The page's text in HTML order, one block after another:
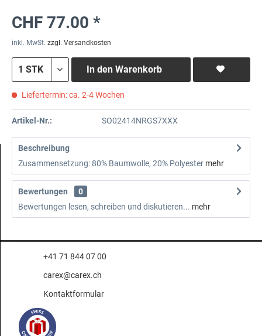
CHF 77.00 *
inkl. MwSt. zzgl. Versandkosten
In den Warenkorb
Liefertermin: ca. 2-4 Wochen
Artikel-Nr.: SO02414NRGS7XXX
Beschreibung
Zusammensetzung: 80% Baumwolle, 20% Polyester mehr
Bewertungen
0
Bewertungen lesen, schreiben und diskutieren... mehr
+41 71 844 07 00
carex@carex.ch
Kontaktformular